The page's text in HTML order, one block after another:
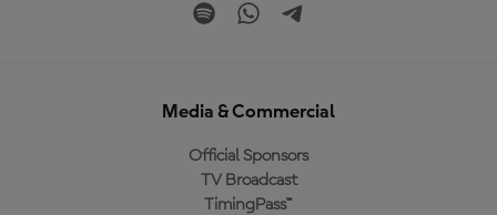
Media & Commercial
Official Sponsors
TV Broadcast
TimingPass™